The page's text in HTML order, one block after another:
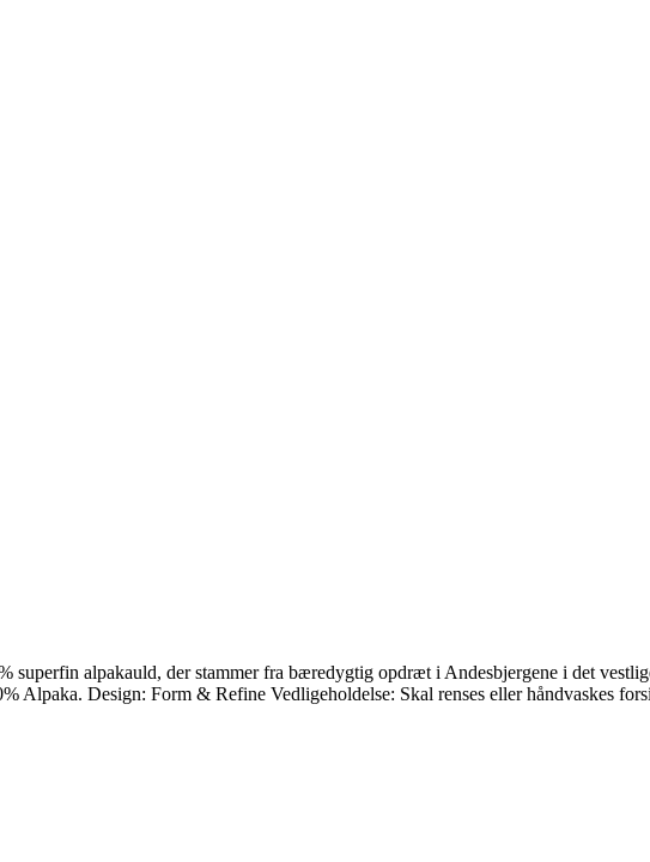
superfin alpakauld, der stammer fra bæredygtig opdræt i Andesbjergene i det
Alpaka. Design: Form & Refine Vedligeholdelse: Skal renses eller håndvaskes